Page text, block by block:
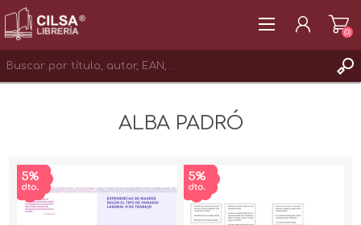
(0)
ALBA PADRÓ